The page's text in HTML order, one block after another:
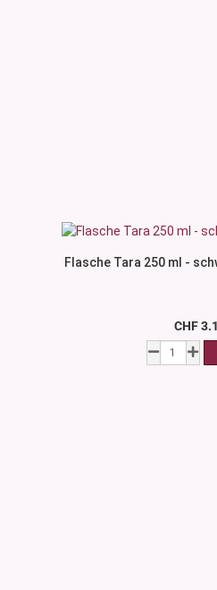
Flasche Tara 250 ml -
CHF